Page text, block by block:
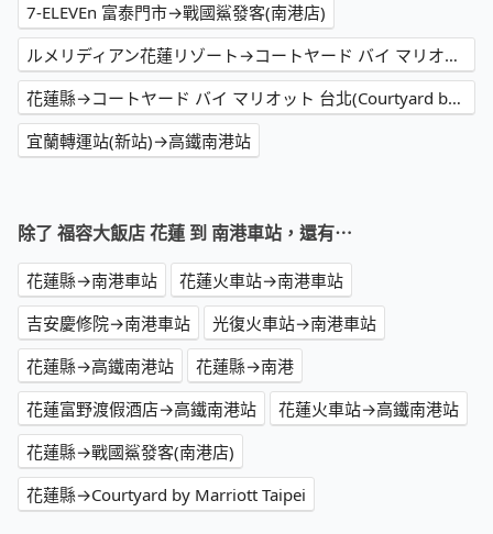
7-ELEVEn 富泰門市→戰國鯊發客(南港店)
ルメリディアン花蓮リゾート→コートヤード バイ マリオット 台北(Courtyard by Marriott Taipei)
花蓮縣→コートヤード バイ マリオット 台北(Courtyard by Marriott Taipei)
宜蘭轉運站(新站)→高鐵南港站
除了 福容大飯店 花蓮 到 南港車站，還有⋯
花蓮縣→南港車站
花蓮火車站→南港車站
吉安慶修院→南港車站
光復火車站→南港車站
花蓮縣→高鐵南港站
花蓮縣→南港
花蓮富野渡假酒店→高鐵南港站
花蓮火車站→高鐵南港站
花蓮縣→戰國鯊發客(南港店)
花蓮縣→Courtyard by Marriott Taipei